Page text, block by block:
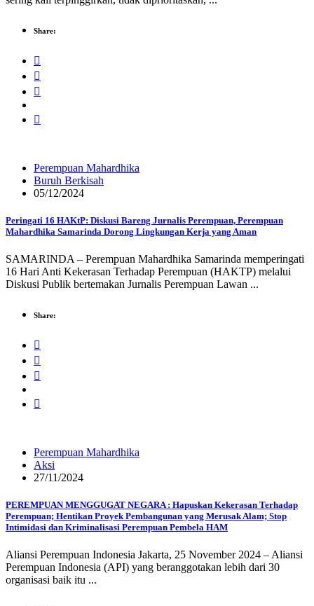
Share:
Perempuan Mahardhika
Buruh Berkisah
05/12/2024
Peringati 16 HAKtP: Diskusi Bareng Jurnalis Perempuan, Perempuan
Mahardhika Samarinda Dorong Lingkungan Kerja yang Aman
SAMARINDA – Perempuan Mahardhika Samarinda memperingati
16 Hari Anti Kekerasan Terhadap Perempuan (HAKTP) melalui
Diskusi Publik bertemakan Jurnalis Perempuan Lawan ...
Share:
Perempuan Mahardhika
Aksi
27/11/2024
PEREMPUAN MENGGUGAT NEGARA : Hapuskan Kekerasan Terhadap
Perempuan; Hentikan Proyek Pembangunan yang Merusak Alam; Stop
Intimidasi dan Kriminalisasi Perempuan Pembela HAM
Aliansi Perempuan Indonesia Jakarta, 25 November 2024 – Aliansi
Perempuan Indonesia (API) yang beranggotakan lebih dari 30
organisasi baik itu ...